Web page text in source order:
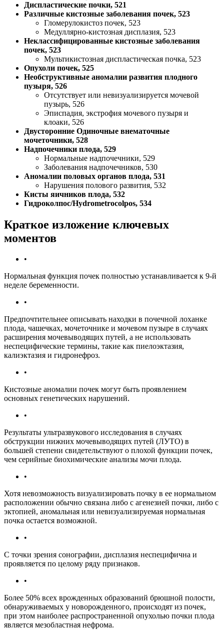
Диспластические почки, 521
Различные кистозные заболевания почек, 523
Гломерулокистоз почек, 523
Медуллярно-кистозная дисплазия, 523
Неклассифицированные кистозные заболевания
почек, 523
Мультикистозная диспластическая почка, 523
Опухоли почек, 525
Необструктивные аномалии развития плодного
пузыря, 526
Отсутствует или невизуализируется мочевой
пузырь, 526
Эписпадия, экстрофия мочевого пузыря и
клоаки, 526
Двусторонние Одиночные внематочные
мочеточники, 528
Надпочечники плода, 529
Нормальные надпочечники, 529
Заболевания надпочечников, 530
Аномалии половых органов плода, 531
Нарушения полового развития, 532
Кисты яичников плода, 532
Гидроколпос/Hydrometrocolpos, 534
Краткое изложение ключевых
моментов
•
Нормальная функция почек полностью устанавливается к 9-й
неделе беременности.
•
Предпочтительнее описывать находки в почечной лоханке
плода, чашечках, мочеточнике и мочевом пузыре в случаях
расширения мочевыводящих путей, а не использовать
неспецифические термины, такие как пиелоэктазия,
калиэктазия и гидронефроз.
•
Кистозные аномалии почек могут быть проявлением
основных генетических нарушений.
•
Результаты ультразвукового исследования в случаях
обструкции нижних мочевыводящих путей (ЛУТО) в
большей степени свидетельствуют о плохой функции почек,
чем серийные биохимические анализы мочи плода.
•
Хотя невозможность визуализировать почку в ее нормальном
расположении обычно связана либо с агенезией почки, либо с
эктопией, аномальная или невизуализируемая нормальная
почка остается возможной.
•
С точки зрения сонографии, дисплазия неспецифична и
проявляется по целому ряду признаков.
•
Более 50% всех врожденных образований брюшной полости,
обнаруживаемых у новорожденного, происходят из почек,
при этом наиболее распространенной опухолью почки плода
является мезобластная нефрома.